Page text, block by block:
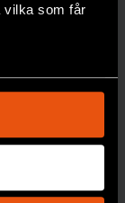
vilka som får
flera meter
skanna den
fel
forskarnas
än